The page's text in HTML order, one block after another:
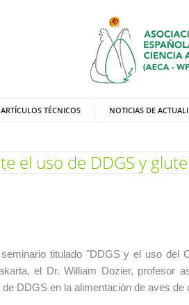
ARTÍCULOS TÉCNICOS NOTICIAS DE
el uso de DDGS y
titulado "DDGS y el uso
el Dr. William Dozier, profesor
DDGS en la alimentación de aves de